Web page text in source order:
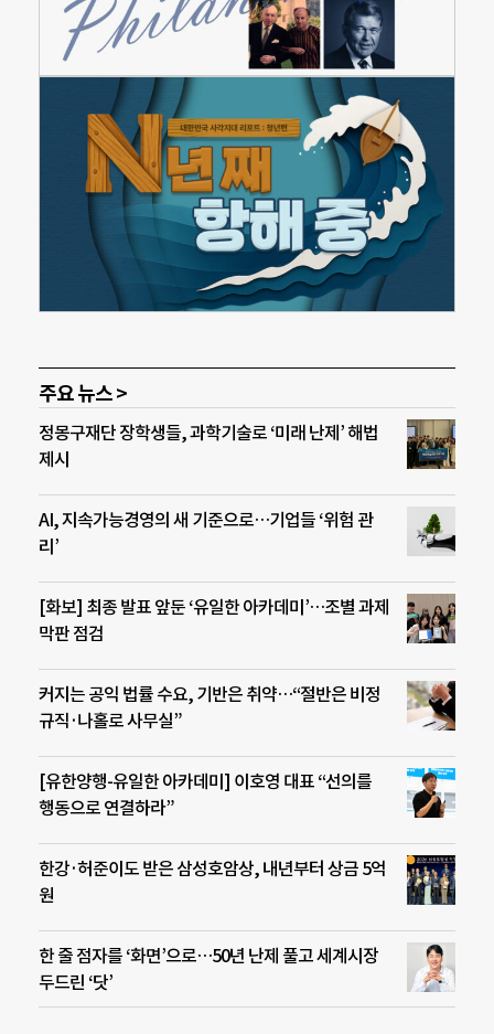
주요 뉴스 >
정몽구재단 장학생들, 과학기술로 ‘미래 난제’ 해법
제시
AI, 지속가능경영의 새 기준으로…기업들 ‘위험 관
리’
[화보] 최종 발표 앞둔 ‘유일한 아카데미’…조별 과제
막판 점검
커지는 공익 법률 수요, 기반은 취약…“절반은 비정
규직·나홀로 사무실”
[유한양행-유일한 아카데미] 이호영 대표 “선의를
행동으로 연결하라”
한강·허준이도 받은 삼성호암상, 내년부터 상금 5억
원
한 줄 점자를 ‘화면’으로…50년 난제 풀고 세계시장
두드린 ‘닷’